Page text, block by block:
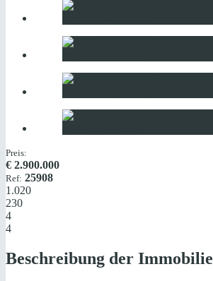
Preis:
€ 2.900.000
Ref: 25908
1.020
230
4
4
Beschreibung der Immobilie